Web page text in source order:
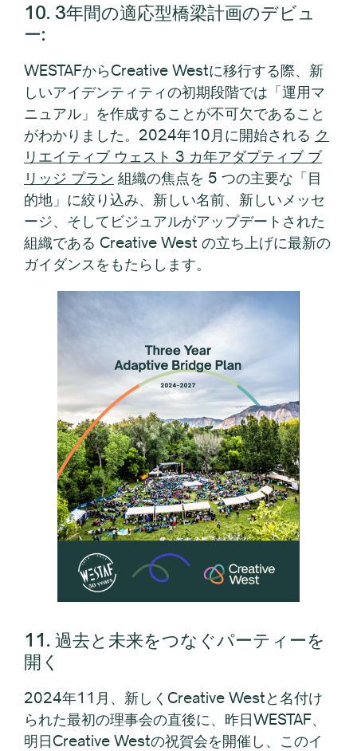
10. 3年間の適応型橋梁計画のデビュ
ー:
WESTAFからCreative Westに移行する際、新
しいアイデンティティの初期段階では「運用マ
ニュアル」を作成することが不可欠であること
がわかりました。2024年10月に開始される ク
リエイティブ ウェスト 3 カ年アダプティブ ブ
リッジ プラン 組織の焦点を 5 つの主要な「目
的地」に絞り込み、新しい名前、新しいメッセ
ージ、そしてビジュアルがアップデートされた
組織である Creative West の立ち上げに最新の
ガイダンスをもたらします。
11. 過去と未来をつなぐパーティーを
開く
2024年11月、新しくCreative Westと名付け
られた最初の理事会の直後に、昨日WESTAF、
明日Creative Westの祝賀会を開催し、このイ